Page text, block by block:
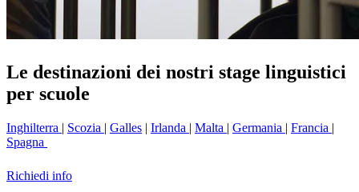
Le destinazioni dei nostri stage linguistici
per scuole
Inghilterra | Scozia | Galles | Irlanda | Malta | Germania | Francia |
Spagna
Richiedi info